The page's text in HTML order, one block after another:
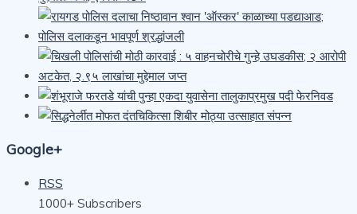
Google+
RSS
1000+ Subscribers